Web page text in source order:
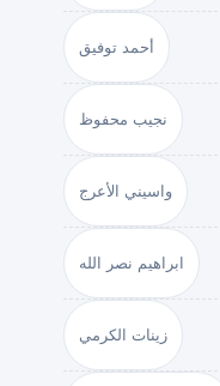
أحمد توفيق
نجيب محفوظ
واسيني الأعرج
ابراهيم نصر الله
زينات الكرمي